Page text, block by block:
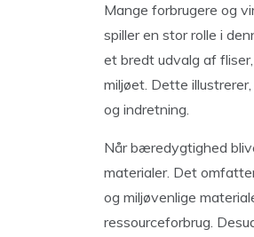
Mange forbrugere og
spiller en stor rolle i
et bredt udvalg af
miljøet. Dette
og indretning.
Når bæredygtighed
materialer. Det
og miljøvenlige
ressourceforbrug.